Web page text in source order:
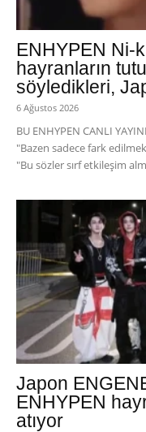
ENHYPEN Ni-
hayranların
söyledikleri,
6 Ağustos 2026
BU ENHYPEN CANLI
"Bazen sadece fark
"Bu sözler sırf etkileşim
Japon
ENHYPEN
atıyor